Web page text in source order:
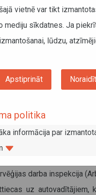
atalgojuma
(papildināts
darbaspēka tarifu
vienošanās
no 2015.gada
un kravas
tonnām, ir jāsaņem
. Dienas naudai ir
aprēķinājušas
nav apliekama ar
autovadītājam
vienošanās
darba inspekcija
uz autovadītājiem,
vietnē var tikt
mediju sīkdatnes. Ja
lūdzu,
Apstiprināt Noraidīt
politika
informācija par